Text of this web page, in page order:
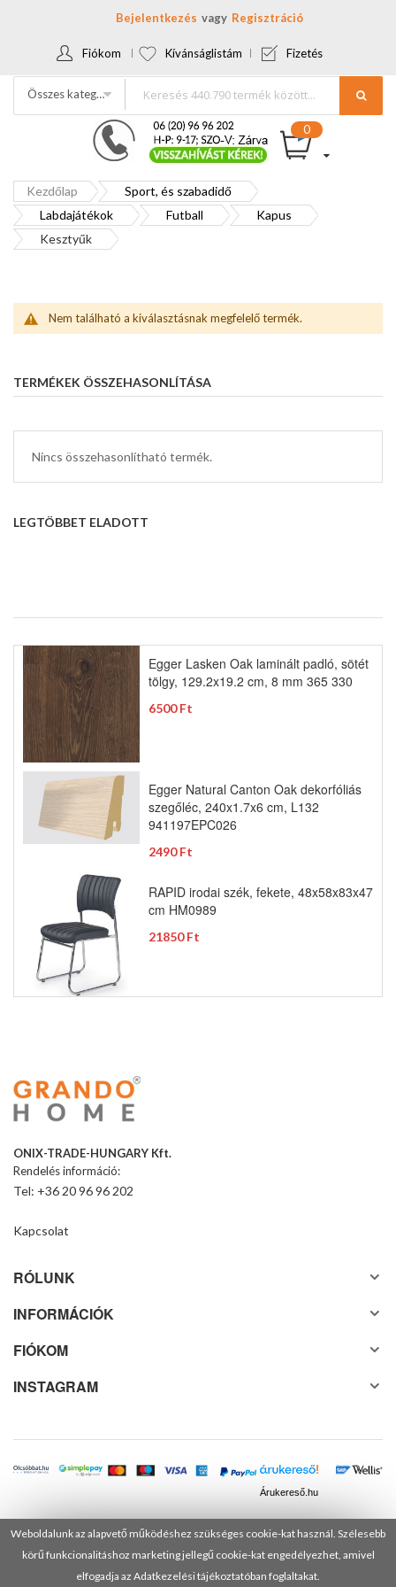
Weboldalunk az alapvető működéshez szükséges cookie-kat használ. Szélesebb
körű funkcionalitáshoz marketing jellegű cookie-kat engedélyezhet, amivel
elfogadja az Adatkezelési tájékoztatóban foglaltakat.
Bejelentkezés Regisztráció
Fiókom Kívánságlistám Fizetés
Összes kategória
Kezdőlap
Sport, és szabadidő
Labdajátékok
Futball
Kapus
Kesztyűk
Nem található a kiválasztásnak megfelelő termék.
TERMÉKEK ÖSSZEHASONLÍTÁSA
Nincs összehasonlítható termék.
LEGTÖBBET ELADOTT
Egger Lasken Oak laminált padló, sötét
tölgy, 129.2x19.2 cm, 8 mm 365 330
6500 Ft
Egger Natural Canton Oak dekorfóliás
szegőléc, 240x1.7x6 cm, L132
941197EPC026
2490 Ft
RAPID irodai szék, fekete, 48x58x83x47
cm HM0989
21850 Ft
ONIX-TRADE-HUNGARY Kft.
Rendelés információ:
Tel: +36 20 96 96 202
Kapcsolat
RÓLUNK
INFORMÁCIÓK
FIÓKOM
INSTAGRAM
Árukereső.hu
© 2025 Minden jog fenntartva! DANUSA Hungary Kft.